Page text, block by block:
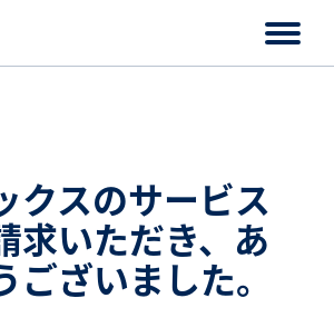
クスのサービス
求いただき、あ
ございました。